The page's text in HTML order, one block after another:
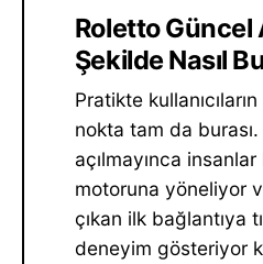
Roletto Güncel
Şekilde Nasıl
Pratikte
nokta tam da
açılmayınca insanlar
motoruna yöneliyor
çıkan ilk bağlantıya
deneyim gösteriyor